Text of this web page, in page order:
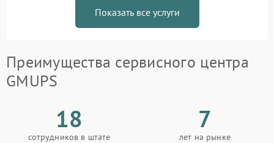
Показать все услуги
Преимущества сервисного центра
GMUPS
18
сотрудников в штате
7
лет на рынке